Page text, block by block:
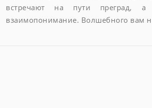
встречают на пути преград,
взаимопонимание. Волшебного вам